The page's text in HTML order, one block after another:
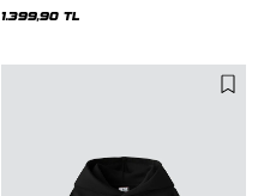
1.399,90 TL